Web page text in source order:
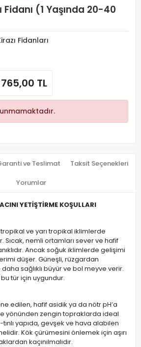
Fidanı (1 Yaşında 20-40
Fidanları
765,00 TL
ve Teslimat Taksit Seçenekleri
Yorumlar
YETİŞTİRME KOŞULLARI
tropikal ve yarı tropikal iklimlerde
Sıcak, nemli ortamları sever ve hafif
Ancak soğuk iklimlerde gelişimi
düşer. Güneşli, rüzgardan
sağlıklı büyür ve bol meyve verir.
tür için uygundur.
edilen, hafif asidik ya da nötr pH’a
yönünden zengin topraklarda ideal
yapıda, gevşek ve hava alabilen
Kök çürümesini önlemek için aşırı
kaçınılmalıdır.